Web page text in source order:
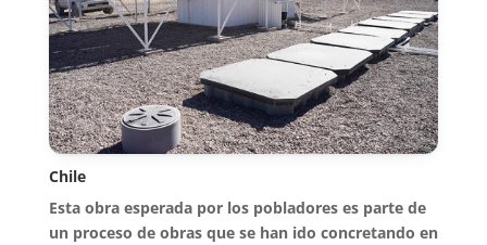
Chile
Esta obra esperada por los pobladores es parte de
un proceso de obras que se han ido concretando en